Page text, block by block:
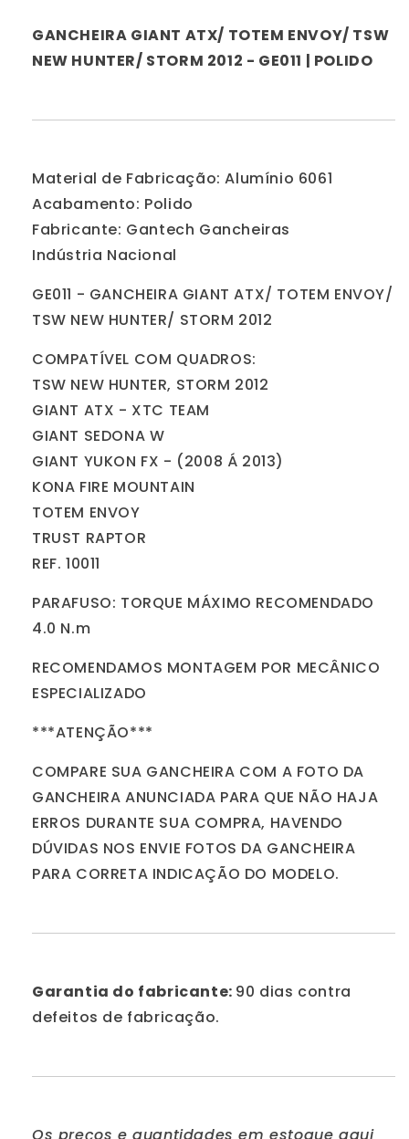
Polido
Polido
GANCHEIRA GIANT ATX/ TOTEM ENVOY/ TSW
NEW HUNTER/ STORM 2012 - GE011 | POLIDO
Material de Fabricação: Alumínio 6061
Acabamento: Polido
Fabricante: Gantech Gancheiras
Indústria Nacional
GE011 - GANCHEIRA GIANT ATX/ TOTEM ENVOY/
TSW NEW HUNTER/ STORM 2012
COMPATÍVEL COM QUADROS:
TSW NEW HUNTER, STORM 2012
GIANT ATX - XTC TEAM
GIANT SEDONA W
GIANT YUKON FX - (2008 Á 2013)
KONA FIRE MOUNTAIN
TOTEM ENVOY
TRUST RAPTOR
REF. 10011
PARAFUSO: TORQUE MÁXIMO RECOMENDADO
4.0 N.m
RECOMENDAMOS MONTAGEM POR MECÂNICO
ESPECIALIZADO
***ATENÇÃO***
COMPARE SUA GANCHEIRA COM A FOTO DA
GANCHEIRA ANUNCIADA PARA QUE NÃO HAJA
ERROS DURANTE SUA COMPRA, HAVENDO
DÚVIDAS NOS ENVIE FOTOS DA GANCHEIRA
PARA CORRETA INDICAÇÃO DO MODELO.
Garantia do fabricante: 90 dias contra
defeitos de fabricação.